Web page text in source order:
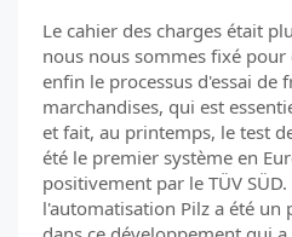
Le cahier des charges était
nous nous sommes fixé
enfin le processus d'essai de
marchandises, qui est
et fait, au printemps, le test
été le premier système en
positivement par le TÜV
l'automatisation Pilz a été